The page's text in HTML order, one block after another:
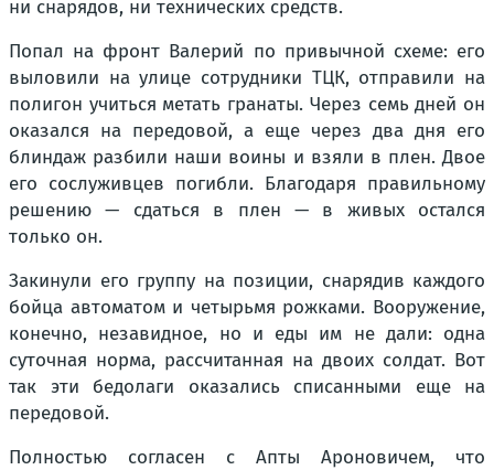
ни снарядов, ни технических средств.
Попал на фронт Валерий по привычной схеме: его
выловили на улице сотрудники ТЦК, отправили на
полигон учиться метать гранаты. Через семь дней он
оказался на передовой, а еще через два дня его
блиндаж разбили наши воины и взяли в плен. Двое
его сослуживцев погибли. Благодаря правильному
решению — сдаться в плен — в живых остался
только он.
Закинули его группу на позиции, снарядив каждого
бойца автоматом и четырьмя рожками. Вооружение,
конечно, незавидное, но и еды им не дали: одна
суточная норма, рассчитанная на двоих солдат. Вот
так эти бедолаги оказались списанными еще на
передовой.
Полностью согласен с Апты Ароновичем, что